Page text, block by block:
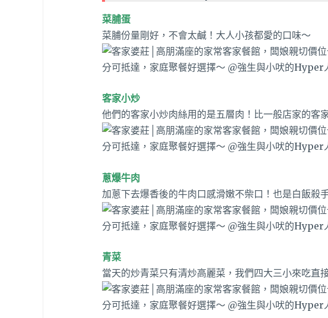
菜脯蛋
菜脯份量剛好，不會太鹹！大人小孩都愛的口味～
客家小炒
他們的客家小炒肉絲用的是五層肉！比一般店家的客
蔥爆牛肉
加蔥下去爆香後的牛肉口感滑嫩不柴口！也是白飯殺
青菜
當天的炒青菜只有清炒高麗菜，我們四大三小來吃直